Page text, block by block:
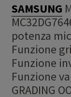
SAMSUNG
potenza
Funzione
Funzione
Funzione
GRADING